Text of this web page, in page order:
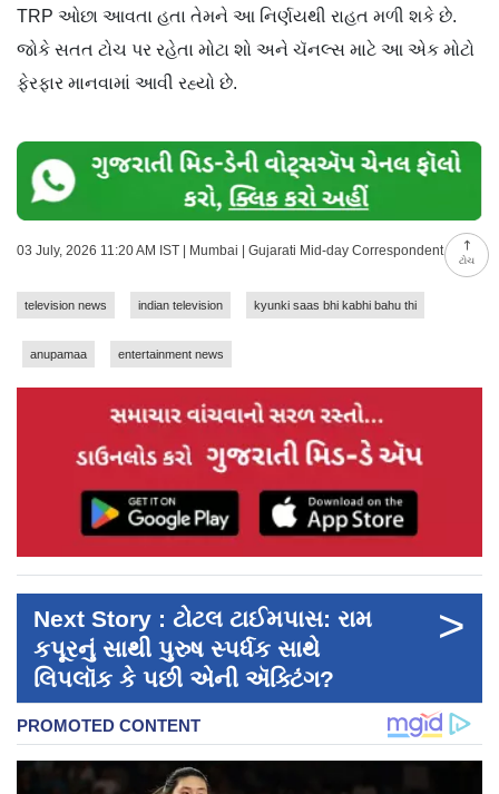
ટોચ
TRP ઓછા આવતા હતા તેમને આ નિર્ણયથી રાહત મળી શકે છે.
જોકે સતત ટોચ પર રહેતા મોટા શો અને ચૅનલ્સ માટે આ એક મોટો
ફેરફાર માનવામાં આવી રહ્યો છે.
03 July, 2026 11:20 AM IST | Mumbai | Gujarati Mid-day Correspondent
television news indian television kyunki saas bhi kabhi bahu thi
anupamaa entertainment news
Next Story : ટોટલ ટાઈમપાસ: રામ
કપૂરનું સાથી પુરુષ સ્પર્ધક સાથે
લિપલૉક કે પછી એની ઍક્ટિંગ?
>